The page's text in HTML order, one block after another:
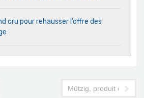
cru pour rehausser l’offre des
avec son nouveau lounge, The
Mützig, produit de